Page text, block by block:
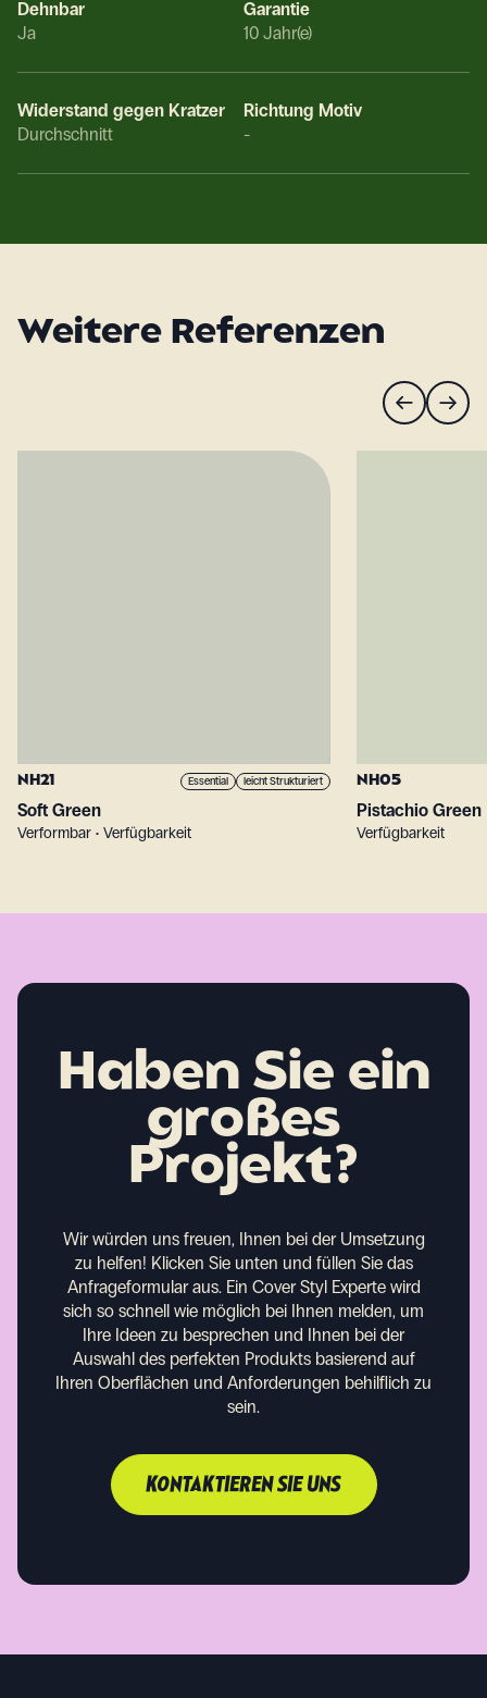
Dehnbar
Ja
Garantie
10 Jahr(e)
Widerstand gegen Kratzer
Durchschnitt
Richtung Motiv
-
Weitere Referenzen
NH21 Essential leicht Strukturiert
Soft Green
Verformbar • Verfügbarkeit
NH05
Pistachio Green
Verfügbarkeit
Haben Sie ein
großes
Projekt?
Wir würden uns freuen, Ihnen bei der Umsetzung
zu helfen! Klicken Sie unten und füllen Sie das
Anfrageformular aus. Ein Cover Styl Experte wird
sich so schnell wie möglich bei Ihnen melden, um
Ihre Ideen zu besprechen und Ihnen bei der
Auswahl des perfekten Produkts basierend auf
Ihren Oberflächen und Anforderungen behilflich zu
sein.
KONTAKTIEREN SIE UNS